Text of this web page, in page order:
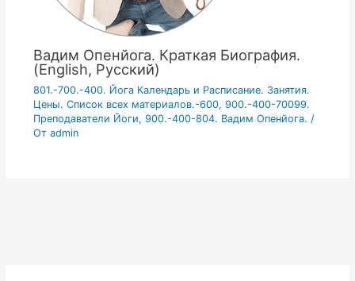
Вадим Опенйога. Краткая Биография.
(English, Русский)
801.-700.-400. Йога Календарь и Расписание. Занятия.
Цены. Список всех материалов.-600, 900.-400-70099.
Преподаватели Йоги, 900.-400-804. Вадим Опенйога. /
От admin